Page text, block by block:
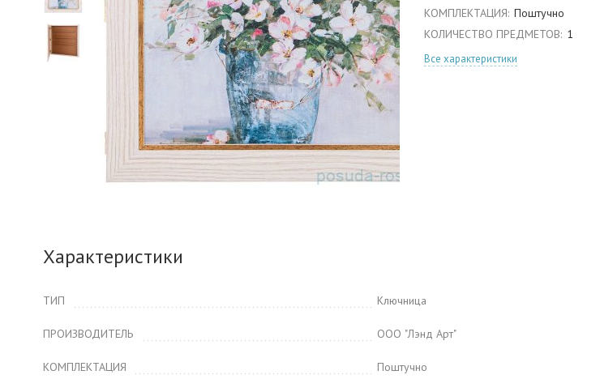
КОМПЛЕКТАЦИЯ: Поштучно
КОЛИЧЕСТВО ПРЕДМЕТОВ: 1
Все характеристики
Характеристики
ТИП Ключница
ПРОИЗВОДИТЕЛЬ ООО "Лэнд Арт"
КОМПЛЕКТАЦИЯ Поштучно